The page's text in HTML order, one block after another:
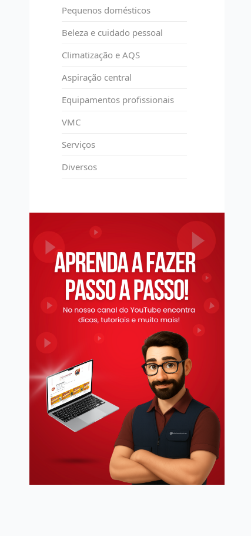
Pequenos domésticos
Beleza e cuidado pessoal
Climatização e AQS
Aspiração central
Equipamentos profissionais
VMC
Serviços
Diversos